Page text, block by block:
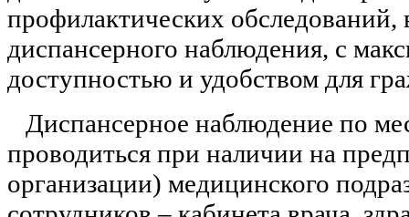
профилактических обследований,
диспансерного наблюдения, с
доступностью и удобством для
Диспансерное наблюдение по
проводиться при наличии на
организации) медицинского